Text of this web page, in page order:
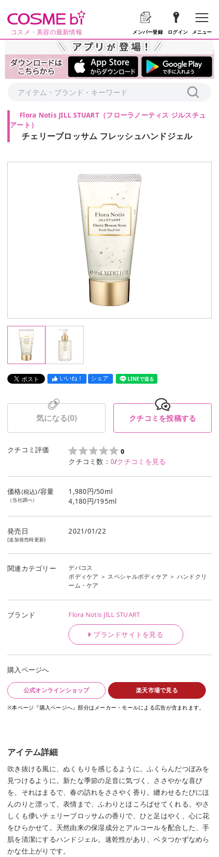
コスメ・美容の最新情報 メンバー登録 ログイン メニュー
Flora Notis JILL STUART（フローラノーティス ジルスチュ
アート ）
チェリーブロッサム フレッシュハンドジェル
いいね！ シェア LINEで送る
気になる(0) クチコミを投稿する
クチコミ評価 0
クチコミ数： 0/クチコミを見る
価格(税込)/容量
（当社調べ）
1,980円/50ml
4,180円/195ml
発売日
(追加発売時更新)
2021/01/22
関連カテゴリー
デパコス
ボディケア ＞ スペシャルボディケア ＞ ハンドクリ
ーム・ケア
ブランド Flora Notis JILL STUART
ブランドサイトを見る
購入ページへ
公式オンラインショップ 楽天市場で見る
※本ページ『購入ページへ』部分はメーカー・モールによる広告が含まれます。
アイテム詳細
吹き抜ける風に、ぬくもりを感じるように。ふくらんだつぼみを
見つけるように。新たな季節の足音に気づく、ささやかな喜び
を。それはまるで、春の訪れをささやく香り。纏わせるたびにほ
んのりと漂って、表情まで、ふわりとほころばせてくれる。やさ
しくも儚いチェリーブロッサムの香りで、ひと足はやく、心に花
をひらかせて。天然由来の保湿成分とアルコールを配合した、手
肌を清潔にするハンドジェル。速乾性があり、ベタつかずなめら
かな仕上がりです。